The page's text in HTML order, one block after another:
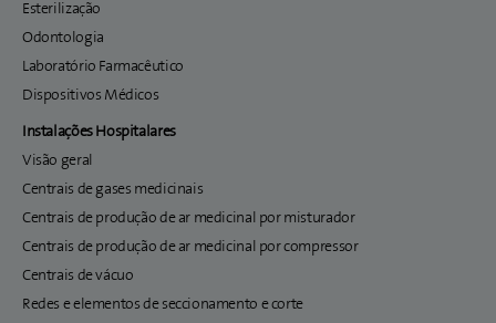
Esterilização
Odontologia
Laboratório Farmacêutico
Dispositivos Médicos
Instalações Hospitalares
Visão geral
Centrais de gases medicinais
Centrais de produção de ar medicinal por misturador
Centrais de produção de ar medicinal por compressor
Centrais de vácuo
Redes e elementos de seccionamento e corte